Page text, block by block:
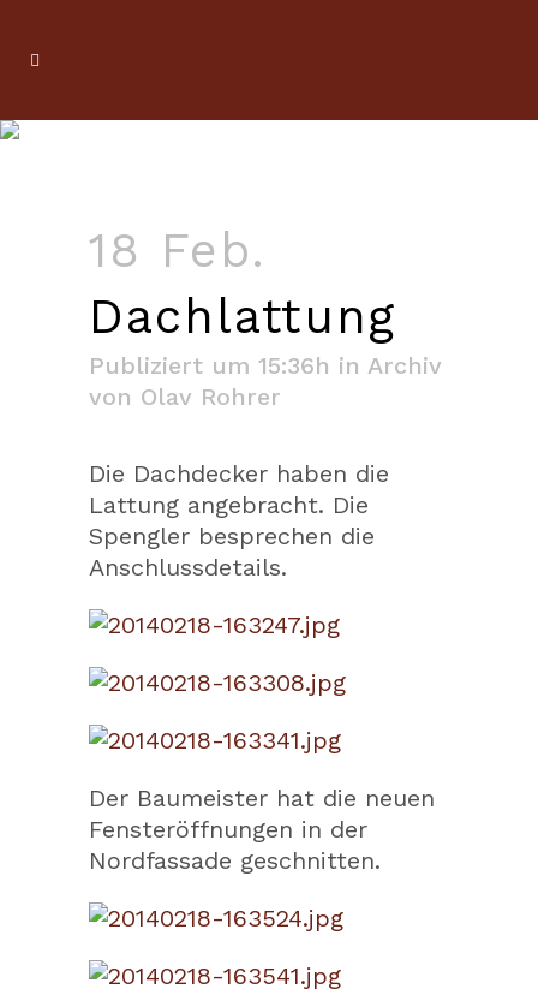
18 Feb.
Dachlattung
Publiziert um 15:36h in Archiv
von Olav Rohrer
Die Dachdecker haben die
Lattung angebracht. Die
Spengler besprechen die
Anschlussdetails.
Der Baumeister hat die neuen
Fensteröffnungen in der
Nordfassade geschnitten.